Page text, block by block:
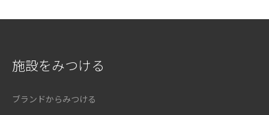
施設をみつける
ブランドからみつける